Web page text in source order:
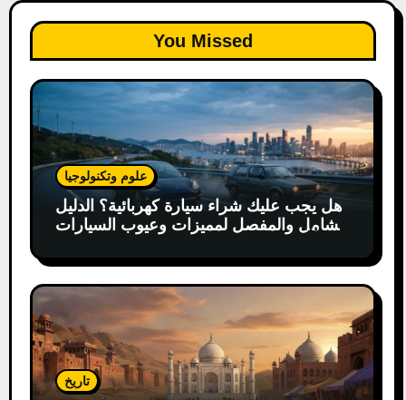
You Missed
علوم وتكنولوجيا
هل يجب عليك شراء سيارة كهربائية؟ الدليل
الشامل والمفصل لمميزات وعيوب السيارات
تاريخ